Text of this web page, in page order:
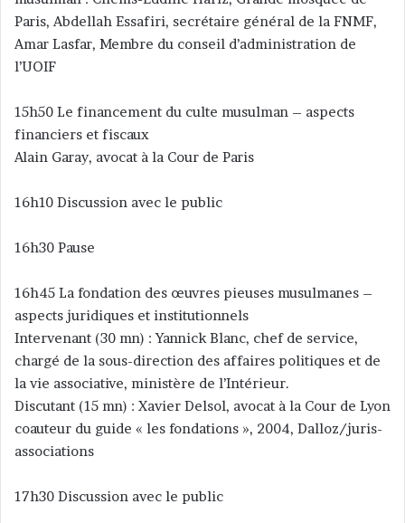
Paris, Abdellah Essafiri, secrétaire général de la FNMF,
Amar Lasfar, Membre du conseil d’administration de
l’UOIF
15h50 Le financement du culte musulman – aspects
financiers et fiscaux
Alain Garay, avocat à la Cour de Paris
16h10 Discussion avec le public
16h30 Pause
16h45 La fondation des œuvres pieuses musulmanes –
aspects juridiques et institutionnels
Intervenant (30 mn) : Yannick Blanc, chef de service,
chargé de la sous-direction des affaires politiques et de
la vie associative, ministère de l’Intérieur.
Discutant (15 mn) : Xavier Delsol, avocat à la Cour de Lyon
coauteur du guide « les fondations », 2004, Dalloz/juris-
associations
17h30 Discussion avec le public